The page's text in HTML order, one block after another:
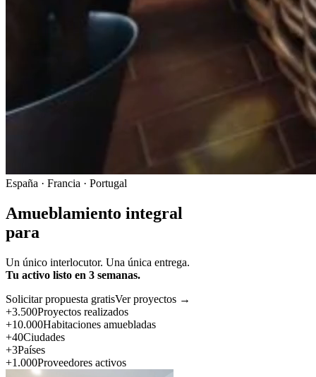
España · Francia · Portugal
Amueblamiento integral
para
Un único interlocutor. Una única entrega.
Tu activo listo en 3 semanas.
Solicitar propuesta gratisVer proyectos →
+3.500Proyectos realizados
+10.000Habitaciones amuebladas
+40Ciudades
+3Países
+1.000Proveedores activos